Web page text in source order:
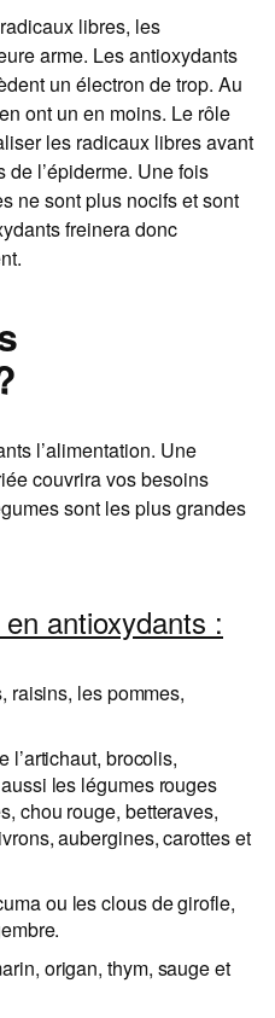
libres, les
arme. Les antioxydants
un électron de trop. Au
ont un en moins. Le rôle
les radicaux libres avant
de l’épiderme. Une fois
ne sont plus nocifs et sont
freinera donc
l’alimentation. Une
couvrira vos besoins
sont les plus grandes
antioxydants :
raisins, les pommes,
l’artichaut, brocolis,
les légumes rouges
chou rouge, betteraves,
aubergines, carottes et
ou les clous de girofle,
origan, thym, sauge et